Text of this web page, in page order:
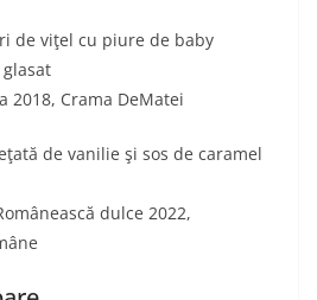
de viţel cu piure de baby
2018, Crama DeMatei
de vanilie şi sos de caramel
dulce 2022,